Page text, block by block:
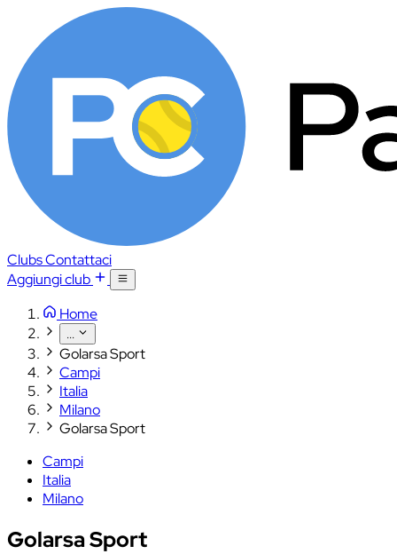
ClubsContattaci
Aggiungi club
Home
...
Golarsa Sport
Campi
Italia
Milano
Golarsa Sport
Campi
Italia
Milano
Golarsa Sport